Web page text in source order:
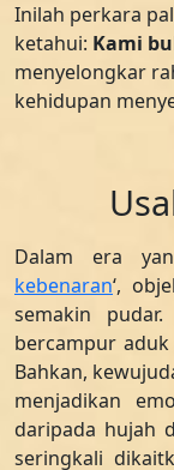
Inilah perkara
ketahui: Kami
menyelongkar
kehidupan
Dalam era
kebenaran‘,
semakin
bercampur
Bahkan,
menjadikan
daripada hujah
seringkali